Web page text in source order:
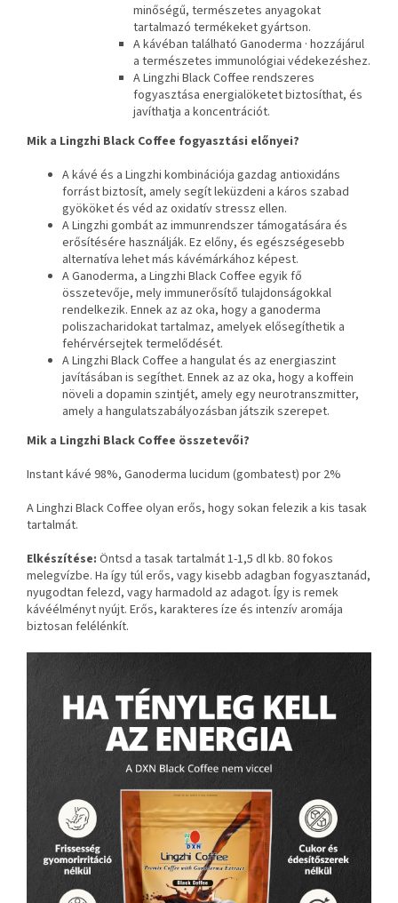
minőségű, természetes anyagokat
tartalmazó termékeket gyártson.
A kávéban található Ganoderma · hozzájárul
a természetes immunológiai védekezéshez.
A Lingzhi Black Coffee rendszeres
fogyasztása energialöketet biztosíthat, és
javíthatja a koncentrációt.
Mik a Lingzhi Black Coffee fogyasztási előnyei?
A kávé és a Lingzhi kombinációja gazdag antioxidáns
forrást biztosít, amely segít leküzdeni a káros szabad
gyököket és véd az oxidatív stressz ellen.
A Lingzhi gombát az immunrendszer támogatására és
erősítésére használják. Ez előny, és egészségesebb
alternatíva lehet más kávémárkához képest.
A Ganoderma, a Lingzhi Black Coffee egyik fő
összetevője, mely immunerősítő tulajdonságokkal
rendelkezik. Ennek az az oka, hogy a ganoderma
poliszacharidokat tartalmaz, amelyek elősegíthetik a
fehérvérsejtek termelődését.
A Lingzhi Black Coffee a hangulat és az energiaszint
javításában is segíthet. Ennek az az oka, hogy a koffein
növeli a dopamin szintjét, amely egy neurotranszmitter,
amely a hangulatszabályozásban játszik szerepet.
Mik a Lingzhi Black Coffee összetevői?
Instant kávé 98%, Ganoderma lucidum (gombatest) por 2%
A Linghzi Black Coffee olyan erős, hogy sokan felezik a kis tasak
tartalmát.
Elkészítése: Öntsd a tasak tartalmát 1-1,5 dl kb. 80 fokos
melegvízbe. Ha így túl erős, vagy kisebb adagban fogyasztanád,
nyugodtan felezd, vagy harmadold az adagot. Így is remek
kávéélményt nyújt. Erős, karakteres íze és intenzív aromája
biztosan felélénkít.